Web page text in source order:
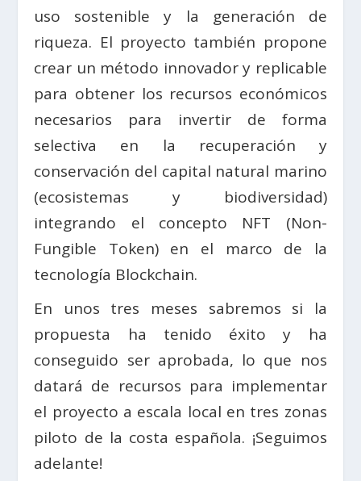
uso sostenible y la generación de
riqueza. El proyecto también propone
crear un método innovador y replicable
para obtener los recursos económicos
necesarios para invertir de forma
selectiva en la recuperación y
conservación del capital natural marino
(ecosistemas y biodiversidad)
integrando el concepto NFT (Non-
Fungible Token) en el marco de la
tecnología Blockchain.
En unos tres meses sabremos si la
propuesta ha tenido éxito y ha
conseguido ser aprobada, lo que nos
datará de recursos para implementar
el proyecto a escala local en tres zonas
piloto de la costa española. ¡Seguimos
adelante!